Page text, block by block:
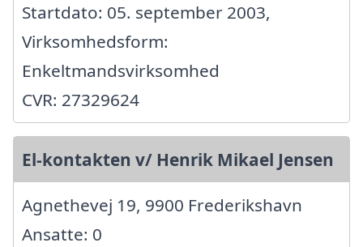
Startdato: 05. september 2003,
Virksomhedsform:
Enkeltmandsvirksomhed
CVR: 27329624
El-kontakten v/ Henrik Mikael Jensen
Agnethevej 19, 9900 Frederikshavn
Ansatte: 0